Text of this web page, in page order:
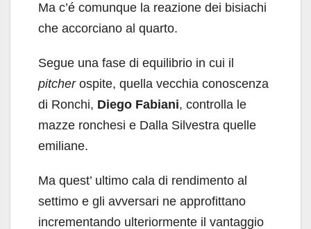
Ma c’é comunque la reazione dei bisiachi
che accorciano al quarto.
Segue una fase di equilibrio in cui il
pitcherospite, quella vecchia conoscenza
di Ronchi, Diego Fabiani, controlla le
mazze ronchesi e Dalla Silvestra quelle
emiliane.
Ma quest’ ultimo cala di rendimento al
settimo e gli avversari ne approfittano
incrementando ulteriormente il vantaggio